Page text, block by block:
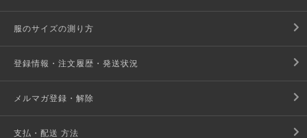
服のサイズの測り方
登録情報・注文履歴・発送状況
メルマガ登録・解除
支払・配送 方法